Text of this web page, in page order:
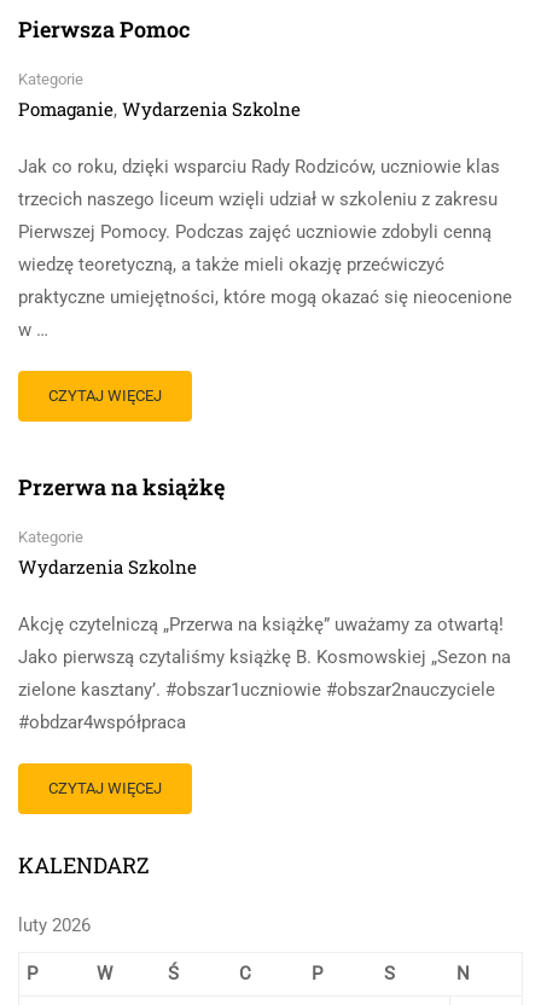
Pierwsza Pomoc
Kategorie
Pomaganie, Wydarzenia Szkolne
Jak co roku, dzięki wsparciu Rady Rodziców, uczniowie klas
trzecich naszego liceum wzięli udział w szkoleniu z zakresu
Pierwszej Pomocy. Podczas zajęć uczniowie zdobyli cenną
wiedzę teoretyczną, a także mieli okazję przećwiczyć
praktyczne umiejętności, które mogą okazać się nieocenione
w …
CZYTAJ WIĘCEJ
Przerwa na książkę
Kategorie
Wydarzenia Szkolne
Akcję czytelniczą „Przerwa na książkę” uważamy za otwartą!
Jako pierwszą czytaliśmy książkę B. Kosmowskiej „Sezon na
zielone kasztany’. #obszar1uczniowie #obszar2nauczyciele
#obdzar4współpraca
CZYTAJ WIĘCEJ
KALENDARZ
luty 2026
P W Ś C P S
N